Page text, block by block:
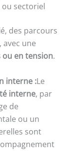
ou sectoriel
des parcours
une
en tension.
interne :Le
interne, par
de
ou un
sont